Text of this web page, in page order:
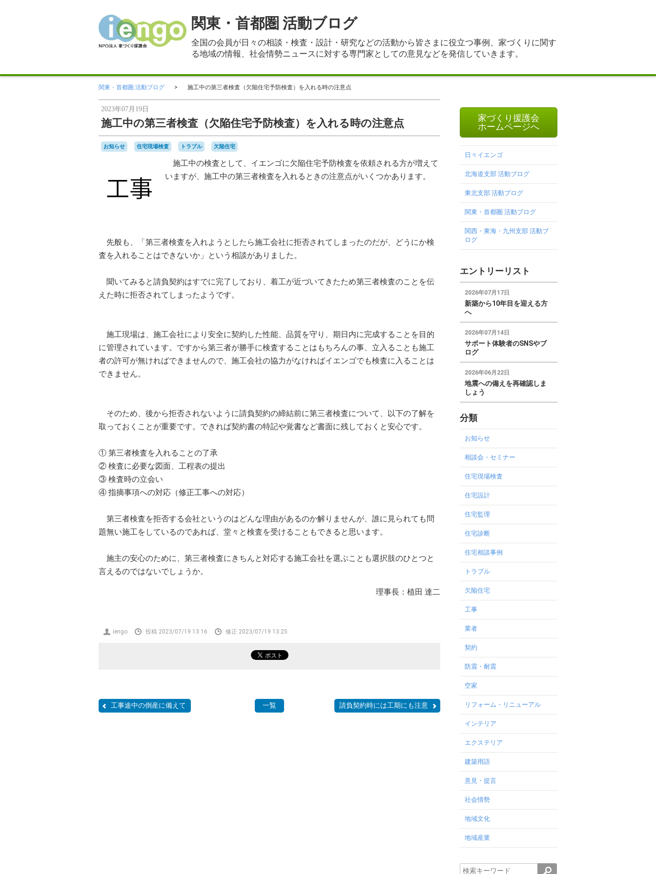
関東・首都圏 活動ブログ
全国の会員が日々の相談・検査・設計・研究などの活動から皆さまに役立つ事例、家づくりに関す
る地域の情報、社会情勢ニュースに対する専門家としての意見などを発信していきます。
関東・首都圏 活動ブログ 施工中の第三者検査（欠陥住宅予防検査）を入れる時の注意点
2023年07月19日
施工中の第三者検査（欠陥住宅予防検査）を入れる時の注意点
お知らせ 住宅現場検査 トラブル 欠陥住宅
施工中の検査として、イエンゴに欠陥住宅予防検査を依頼される方が増えて
いますが、施工中の第三者検査を入れるときの注意点がいくつかあります。
先般も、「第三者検査を入れようとしたら施工会社に拒否されてしまったのだが、どうにか検
査を入れることはできないか」という相談がありました。
聞いてみると請負契約はすでに完了しており、着工が近づいてきたため第三者検査のことを伝
えた時に拒否されてしまったようです。
施工現場は、施工会社により安全に契約した性能、品質を守り、期日内に完成することを目的
に管理されています。ですから第三者が勝手に検査することはもちろんの事、立入ることも施工
者の許可が無ければできませんので、施工会社の協力がなければイエンゴでも検査に入ることは
できません。
そのため、後から拒否されないように請負契約の締結前に第三者検査について、以下の了解を
取っておくことが重要です。できれば契約書の特記や覚書など書面に残しておくと安心です。
① 第三者検査を入れることの了承
② 検査に必要な図面、工程表の提出
③ 検査時の立会い
④ 指摘事項への対応（修正工事への対応）
第三者検査を拒否する会社というのはどんな理由があるのか解りませんが、誰に見られても問
題無い施工をしているのであれば、堂々と検査を受けることもできると思います。
施主の安心のために、第三者検査にきちんと対応する施工会社を選ぶことも選択肢のひとつと
言えるのではないでしょうか。
理事長：植田 達二
iengo 投稿 2023/07/19 13:16 修正 2023/07/19 13:25
工事途中の倒産に備えて 請負契約時には工期にも注意
一覧
家づくり援護会
ホームページへ
日々イエンゴ
北海道支部 活動ブログ
東北支部 活動ブログ
関東・首都圏 活動ブログ
関西・東海・九州支部 活動ブ
ログ
エントリーリスト
2026年07月17日
新築から10年目を迎える方
へ
2026年07月14日
サポート体験者のSNSやブ
ログ
2026年06月22日
地震への備えを再確認しま
しょう
分類
お知らせ
相談会・セミナー
住宅現場検査
住宅設計
住宅監理
住宅診断
住宅相談事例
トラブル
欠陥住宅
工事
業者
契約
防震・耐震
空家
リフォーム・リニューアル
インテリア
エクステリア
建築用語
意見・提言
社会情勢
地域文化
地域産業